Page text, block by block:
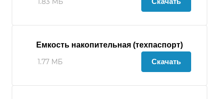
Емкость накопительная (техпаспорт)
1.77 МБ Скачать